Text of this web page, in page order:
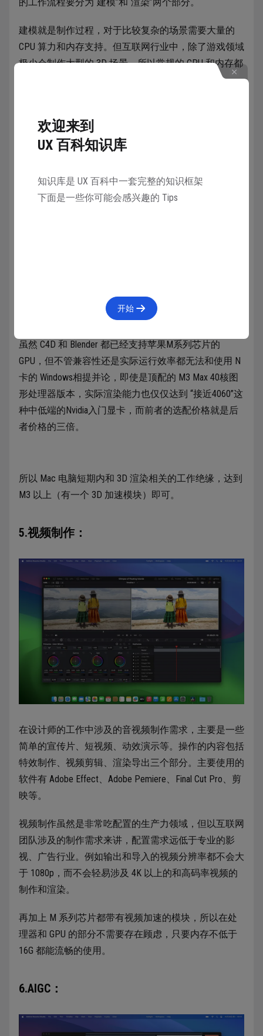
建模就是制作过程，对于比较复杂的场景需要大量的
CPU 算力和内存支持。但互联网行业中，除了游戏领域
极少会制作大型的 3D 场景，所以常规的 CPU 和内存都
高于 CPU，苹果在 M3 系列的芯片中额外增加了 3D 渲
染的模块提升渲染效率。
虽然 C4D 和 Blender 都已经支持苹果M系列芯片的
GPU，但不管兼容性还是实际运行效率都无法和使用 N
卡的 Windows相提并论，即使是顶配的 M3 Max 40核图
形处理器版本，实际渲染能力也仅仅达到 “接近4060”这
种中低端的Nvidia入门显卡，而前者的选配价格就是后
者价格的三倍。
所以 Mac 电脑短期内和 3D 渲染相关的工作绝缘，达到
M3 以上（有一个 3D 加速模块）即可。
5.视频制作：
在设计师的工作中涉及的音视频制作需求，主要是一些
简单的宣传片、短视频、动效演示等。操作的内容包括
特效制作、视频剪辑、渲染导出三个部分。主要使用的
软件有 Adobe Effect、Adobe Pemiere、Final Cut Pro、剪
映等。
视频制作虽然是非常吃配置的生产力领域，但以互联网
团队涉及的制作需求来讲，配置需求远低于专业的影
视、广告行业。例如输出和导入的视频分辨率都不会大
于 1080p，而不会轻易涉及 4K 以上的和高码率视频的
制作和渲染。
再加上 M 系列芯片都带有视频加速的模块，所以在处
理器和 GPU 的部分不需要存在顾虑，只要内存不低于
16G 都能流畅的使用。
6.AIGC：
欢迎来到
UX 百科知识库
知识库是 UX 百科中一套完整的知识框架
下面是一些你可能会感兴趣的 Tips
开始